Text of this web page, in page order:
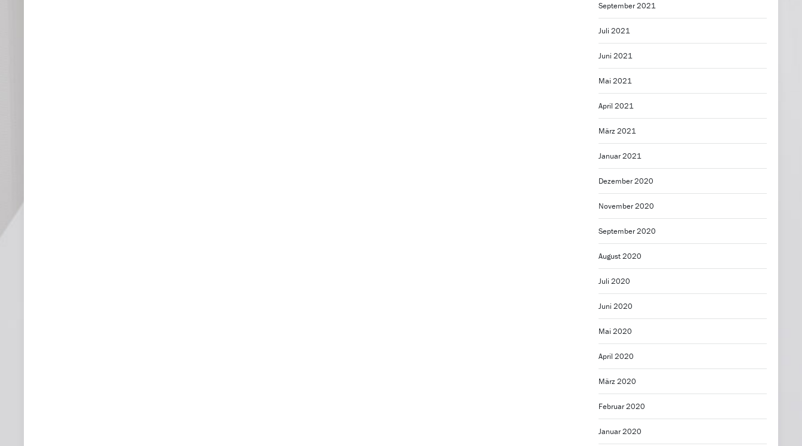
September 2021
Juli 2021
Juni 2021
Mai 2021
April 2021
März 2021
Januar 2021
Dezember 2020
November 2020
September 2020
August 2020
Juli 2020
Juni 2020
Mai 2020
April 2020
März 2020
Februar 2020
Januar 2020